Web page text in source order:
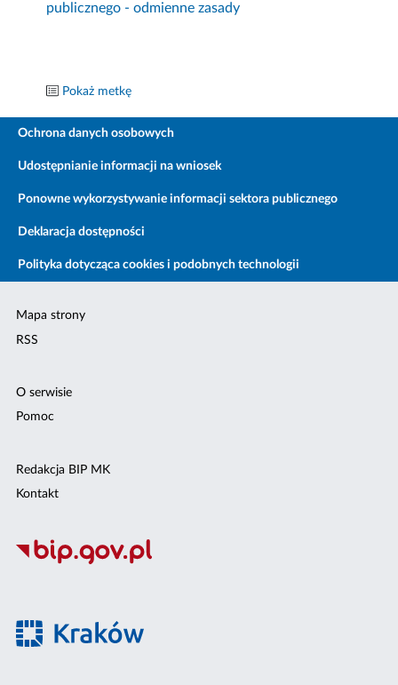
publicznego - odmienne zasady
Pokaż metkę
Ochrona danych osobowych
Udostępnianie informacji na wniosek
Ponowne wykorzystywanie informacji sektora publicznego
Deklaracja dostępności
Polityka dotycząca cookies i podobnych technologii
Mapa strony
RSS
O serwisie
Pomoc
Redakcja BIP MK
Kontakt